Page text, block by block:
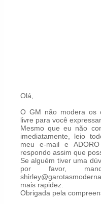
Olá,
O GM não modera os
livre para você
Mesmo que eu não
imediatamente, leio
meu e-mail e
respondo assim que
Se alguém tiver uma
por favor,
mais rapidez.
Obrigada pela